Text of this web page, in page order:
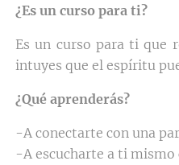
¿Es un curso para ti?
Es un curso para ti que
intuyes que el espíritu
¿Qué aprenderás?
-A conectarte con una
-A escucharte a ti mismo